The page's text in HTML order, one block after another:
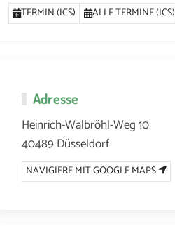
UM 16:30
TERMIN (ICS) ALLE TERMINE (ICS)
Adresse
Heinrich-Walbröhl-Weg 10
40489 Düsseldorf
NAVIGIERE MIT GOOGLE MAPS